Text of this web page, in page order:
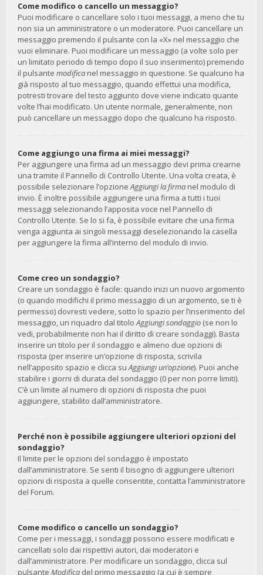
Come modifico o cancello un messaggio?
Puoi modificare o cancellare solo i tuoi messaggi, a meno che tu
non sia un amministratore o un moderatore. Puoi cancellare un
messaggio premendo il pulsante con la «X» nel messaggio che
vuoi eliminare. Puoi modificare un messaggio (a volte solo per
un limitato periodo di tempo dopo il suo inserimento) premendo
il pulsante modifica nel messaggio in questione. Se qualcuno ha
già risposto al tuo messaggio, quando effettui una modifica,
potresti trovare del testo aggiunto dove viene indicato quante
volte l’hai modificato. Un utente normale, generalmente, non
può cancellare un messaggio dopo che qualcuno ha risposto.
Come aggiungo una firma ai miei messaggi?
Per aggiungere una firma ad un messaggio devi prima crearne
una tramite il Pannello di Controllo Utente. Una volta creata, è
possibile selezionare l’opzioneAggiungi la firma nel modulo di
invio. È inoltre possibile aggiungere una firma a tutti i tuoi
messaggi selezionando l’apposita voce nel Pannello di
Controllo Utente. Se lo si fa, è possibile evitare che una firma
venga aggiunta ai singoli messaggi deselezionando la casella
per aggiungere la firma all’interno del modulo di invio.
Come creo un sondaggio?
Creare un sondaggio è facile: quando inizi un nuovo argomento
(o quando modifichi il primo messaggio di un argomento, se ti è
permesso) dovresti vedere, sotto lo spazio per l’inserimento del
messaggio, un riquadro dal titoloAggiungi sondaggio (se non lo
vedi, probabilmente non hai il diritto di creare sondaggi). Basta
inserire un titolo per il sondaggio e almeno due opzioni di
risposta (per inserire un’opzione di risposta, scrivila
nell’apposito spazio e clicca suAggiungi un’opzione). Puoi anche
stabilire i giorni di durata del sondaggio (0 per non porre limiti).
C’è un limite al numero di opzioni di risposta che puoi
aggiungere, stabilito dall’amministratore.
Perché non è possibile aggiungere ulteriori opzioni del
sondaggio?
Il limite per le opzioni del sondaggio è impostato
dall’amministratore. Se senti il bisogno di aggiungere ulteriori
opzioni di risposta a quelle consentite, contatta l’amministratore
del Forum.
Come modifico o cancello un sondaggio?
Come per i messaggi, i sondaggi possono essere modificati e
cancellati solo dai rispettivi autori, dai moderatori e
dall’amministratore. Per modificare un sondaggio, clicca sul
pulsante Modifica del primo messaggio (a cui è sempre